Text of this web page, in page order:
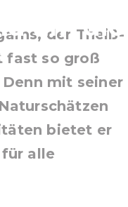
um die
der Theiß-
fast so groß
mit seiner
bietet er
alle